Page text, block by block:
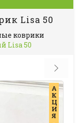
Lisa 50
коврики
Lisa 50
А
К
Ц
И
Я